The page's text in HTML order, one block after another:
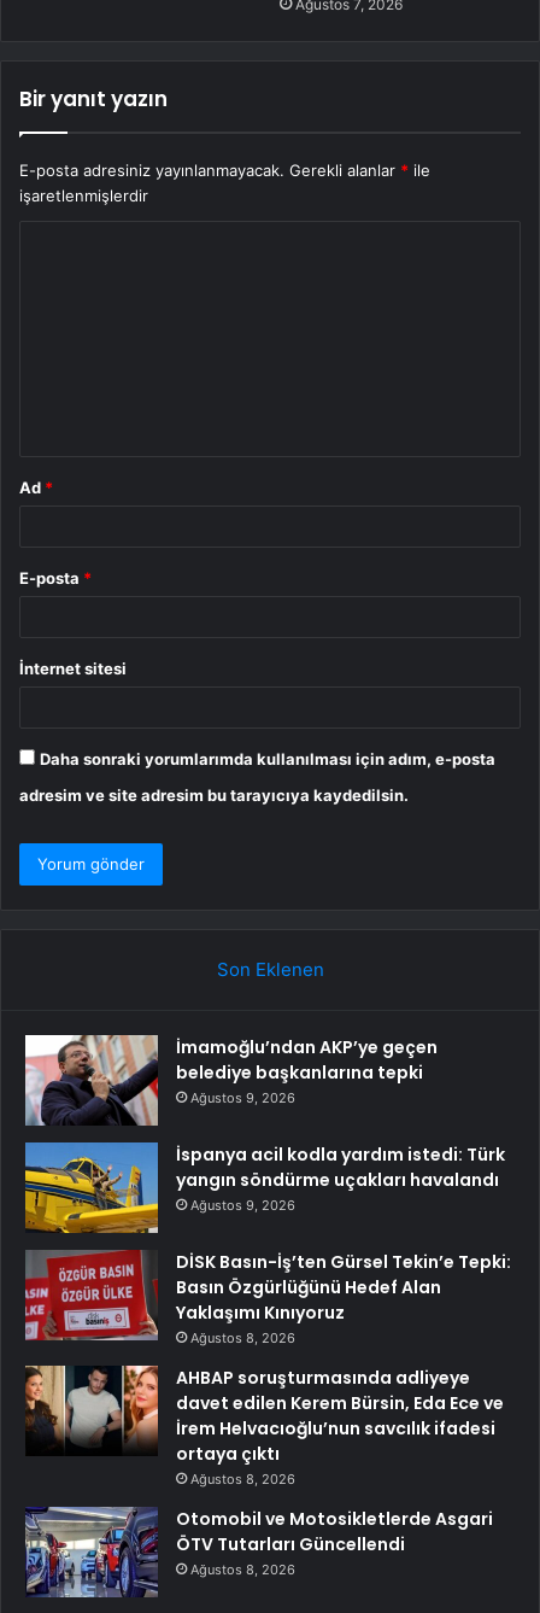
Ağustos 7, 2026
Bir yanıt yazın
E-posta adresiniz yayınlanmayacak. Gerekli alanlar * ile
işaretlenmişlerdir
Ad *
E-posta *
İnternet sitesi
Daha sonraki yorumlarımda kullanılması için adım, e-posta
adresim ve site adresim bu tarayıcıya kaydedilsin.
Son Eklenen
İmamoğlu’ndan AKP’ye geçen
belediye başkanlarına tepki
Ağustos 9, 2026
İspanya acil kodla yardım istedi: Türk
yangın söndürme uçakları havalandı
Ağustos 9, 2026
DİSK Basın-İş’ten Gürsel Tekin’e Tepki:
Basın Özgürlüğünü Hedef Alan
Yaklaşımı Kınıyoruz
Ağustos 8, 2026
AHBAP soruşturmasında adliyeye
davet edilen Kerem Bürsin, Eda Ece ve
İrem Helvacıoğlu’nun savcılık ifadesi
ortaya çıktı
Ağustos 8, 2026
Otomobil ve Motosikletlerde Asgari
ÖTV Tutarları Güncellendi
Ağustos 8, 2026